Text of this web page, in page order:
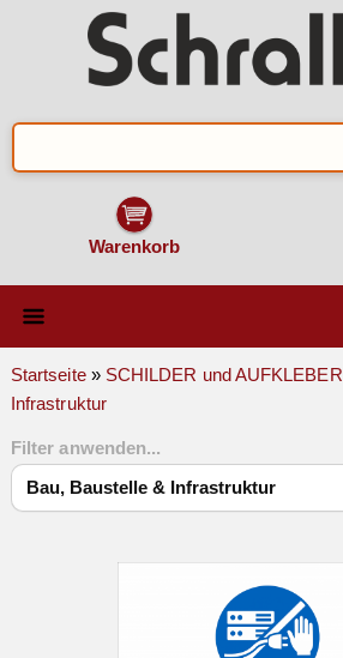
Warenkorb
Qualität & Technik
VERKEHRSZEICHEN
Startseite» SCHILDER und AUFKLEBER
Infrastruktur
Filter anwenden...